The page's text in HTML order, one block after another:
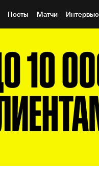
Посты Матчи Интервью